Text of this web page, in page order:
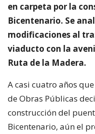
en carpeta por la
Bicentenario. Se
modificaciones al
viaducto con la
Ruta de la Madera.
A casi cuatro años
de Obras Públicas
construcción del
Bicentenario, aún el